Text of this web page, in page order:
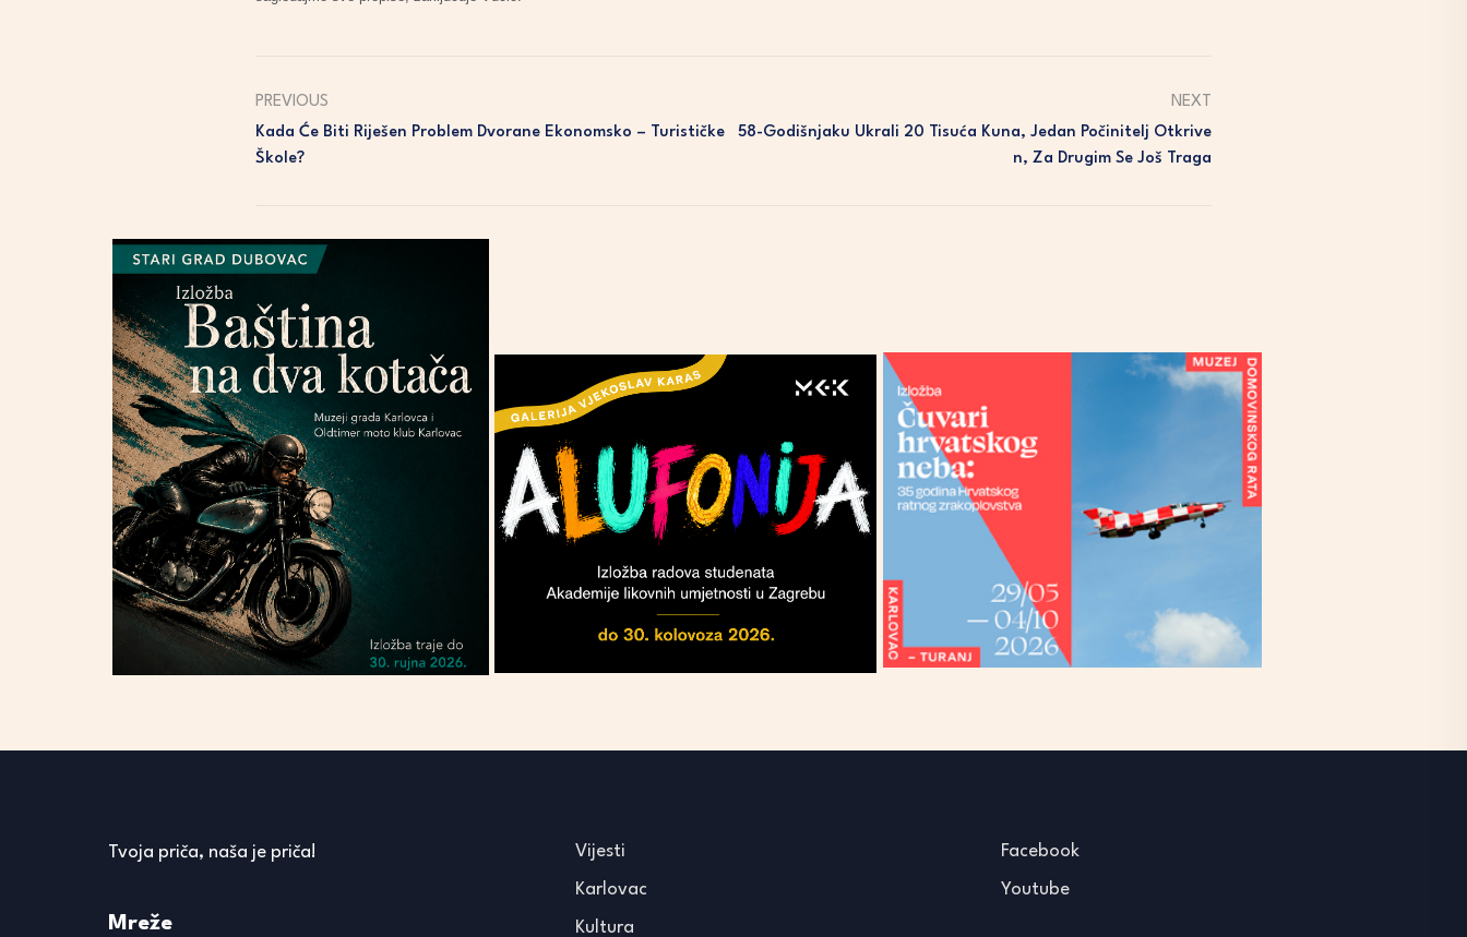
PREVIOUS
Kada Će Biti Riješen Problem Dvorane Ekonomsko – Turističke
Škole?
NEXT
58-Godišnjaku Ukrali 20 Tisuća Kuna, Jedan Počinitelj Otkrive
N, Za Drugim Se Još Traga
Tvoja priča, naša je priča!
Mreže
Vijesti
Karlovac
Kultura
Facebook
Youtube